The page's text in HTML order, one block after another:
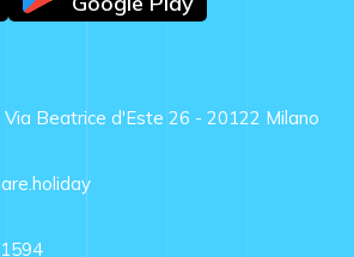
Via Beatrice d'Este 26 - 20122 Milano